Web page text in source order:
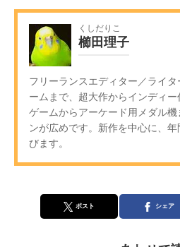
くしだりこ
櫛田理子
フリーランスエディター／ライ
ームまで、超大作からインディ
ゲームからアーケード用メダル
ンが広めです。新作を中心に、
びます。
ポスト シェア